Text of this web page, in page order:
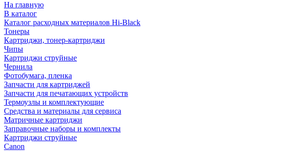
На главную
В каталог
Каталог расходных материалов Hi-Black
Тонеры
Картриджи, тонер-картриджи
Чипы
Картриджи струйные
Чернила
Фотобумага, пленка
Запчасти для картриджей
Запчасти для печатающих устройств
Термоузлы и комплектующие
Средства и материалы для сервиса
Матричные картриджи
Заправочные наборы и комплекты
Картриджи струйные
Canon